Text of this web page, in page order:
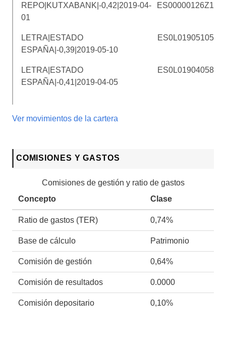
REPO|KUTXABANK|-0,42|2019-04-
01
ES00000126Z1
LETRA|ESTADO
ESPAÑA|-0,39|2019-05-10
ES0L01905105
LETRA|ESTADO
ESPAÑA|-0,41|2019-04-05
ES0L01904058
Ver movimientos de la cartera
COMISIONES Y GASTOS
Comisiones de gestión y ratio de gastos
Concepto
Clase
Ratio de gastos (TER) 0,74%
Base de cálculo Patrimonio
Comisión de gestión 0,64%
Comisión de resultados 0.0000
Comisión depositario 0,10%